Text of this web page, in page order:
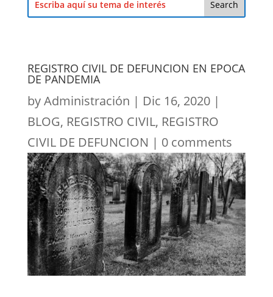
REGISTRO CIVIL DE DEFUNCION EN EPOCA
DE PANDEMIA
byAdministración | Dic 16, 2020|
BLOG, REGISTRO CIVIL, REGISTRO
CIVIL DE DEFUNCION | 0 comments